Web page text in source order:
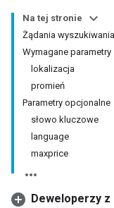
Na tej stronie
Żądania
Wymagane parametry
lokalizacja
promień
Parametry opcjonalne
słowo kluczowe
language
maxprice
Deweloperzy